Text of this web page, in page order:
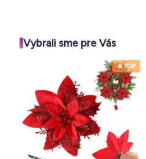
Vybrali sme pre Vás